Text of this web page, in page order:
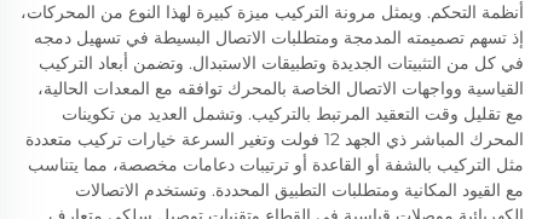
أنظمة التحكم. ويمثل مرونة التركيب ميزة كبيرة لهذا النوع من المحركات،
إذ تسهم تصميمته المدمجة ومتطلبات الاتصال البسيطة في تسهيل دمجه
في كل من التثبيتات الجديدة وتطبيقات الاستبدال. وتضمن أبعاد التركيب
القياسية وواجهات الاتصال الخاصة بالمحرك توافقه مع المعدات الحالية،
مع تقليل وقت التعقيد المرتبط بالتركيب. وتشمل العديد من تكوينات
المحرك المباشر ذي الجهد 12 فولت وتغير السرعة خيارات تركيب متعددة
مثل التركيب بالشفة أو القاعدة أو ترتيبات دعامات مخصصة، مما يتناسب
مع القيود المكانية ومتطلبات التطبيق المحددة. وتستخدم الاتصالات